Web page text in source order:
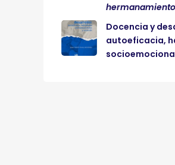
Docencia y
autoeficacia,